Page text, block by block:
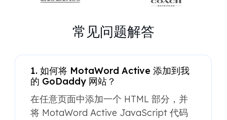
常见问题解答
1. 如何将 MotaWord Active 添加到我
的 GoDaddy 网站？
在任意页面中添加一个 HTML 部分，并
将 MotaWord Active JavaScript 代码